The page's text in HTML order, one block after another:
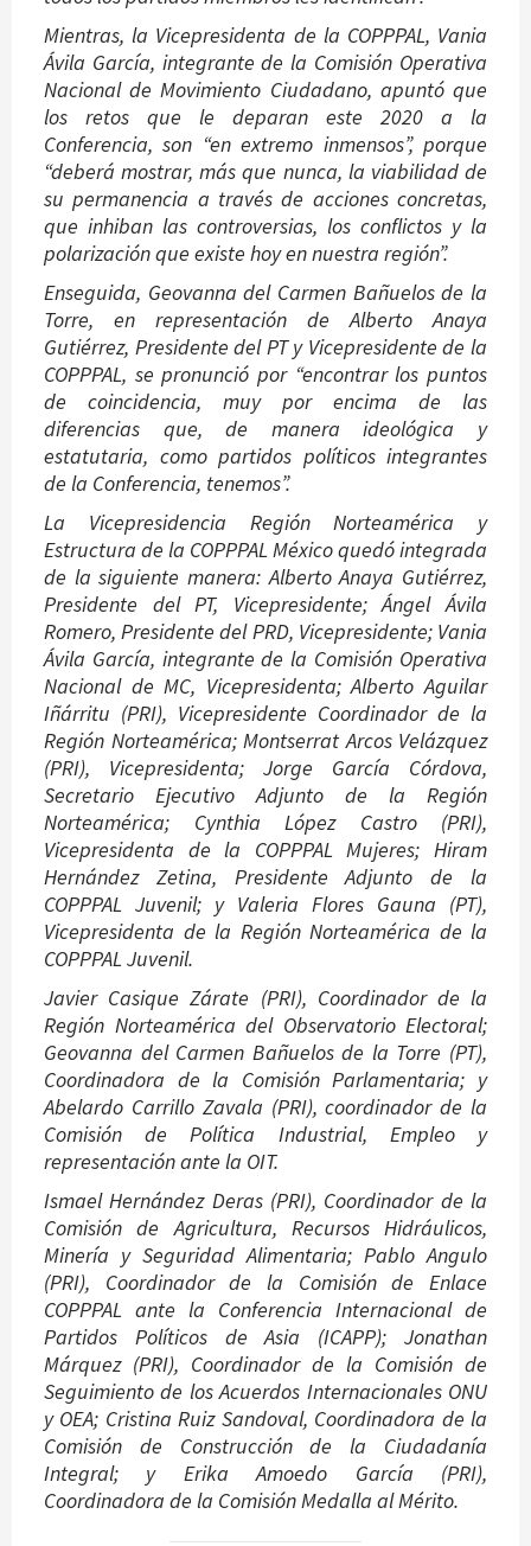
Mientras, la Vicepresidenta de la COPPPAL, Vania
Ávila García, integrante de la Comisión Operativa
Nacional de Movimiento Ciudadano, apuntó que
los retos que le deparan este 2020 a la
Conferencia, son “en extremo inmensos”, porque
“deberá mostrar, más que nunca, la viabilidad de
su permanencia a través de acciones concretas,
que inhiban las controversias, los conflictos y la
polarización que existe hoy en nuestra región”.
Enseguida, Geovanna del Carmen Bañuelos de la
Torre, en representación de Alberto Anaya
Gutiérrez, Presidente del PT y Vicepresidente de la
COPPPAL, se pronunció por “encontrar los puntos
de coincidencia, muy por encima de las
diferencias que, de manera ideológica y
estatutaria, como partidos políticos integrantes
de la Conferencia, tenemos”.
La Vicepresidencia Región Norteamérica y
Estructura de la COPPPAL México quedó integrada
de la siguiente manera: Alberto Anaya Gutiérrez,
Presidente del PT, Vicepresidente; Ángel Ávila
Romero, Presidente del PRD, Vicepresidente; Vania
Ávila García, integrante de la Comisión Operativa
Nacional de MC, Vicepresidenta; Alberto Aguilar
Iñárritu (PRI), Vicepresidente Coordinador de la
Región Norteamérica; Montserrat Arcos Velázquez
(PRI), Vicepresidenta; Jorge García Córdova,
Secretario Ejecutivo Adjunto de la Región
Norteamérica; Cynthia López Castro (PRI),
Vicepresidenta de la COPPPAL Mujeres; Hiram
Hernández Zetina, Presidente Adjunto de la
COPPPAL Juvenil; y Valeria Flores Gauna (PT),
Vicepresidenta de la Región Norteamérica de la
COPPPAL Juvenil.
Javier Casique Zárate (PRI), Coordinador de la
Región Norteamérica del Observatorio Electoral;
Geovanna del Carmen Bañuelos de la Torre (PT),
Coordinadora de la Comisión Parlamentaria; y
Abelardo Carrillo Zavala (PRI), coordinador de la
Comisión de Política Industrial, Empleo y
representación ante la OIT.
Ismael Hernández Deras (PRI), Coordinador de la
Comisión de Agricultura, Recursos Hidráulicos,
Minería y Seguridad Alimentaria; Pablo Angulo
(PRI), Coordinador de la Comisión de Enlace
COPPPAL ante la Conferencia Internacional de
Partidos Políticos de Asia (ICAPP); Jonathan
Márquez (PRI), Coordinador de la Comisión de
Seguimiento de los Acuerdos Internacionales ONU
y OEA; Cristina Ruiz Sandoval, Coordinadora de la
Comisión de Construcción de la Ciudadanía
Integral; y Erika Amoedo García (PRI),
Coordinadora de la Comisión Medalla al Mérito.